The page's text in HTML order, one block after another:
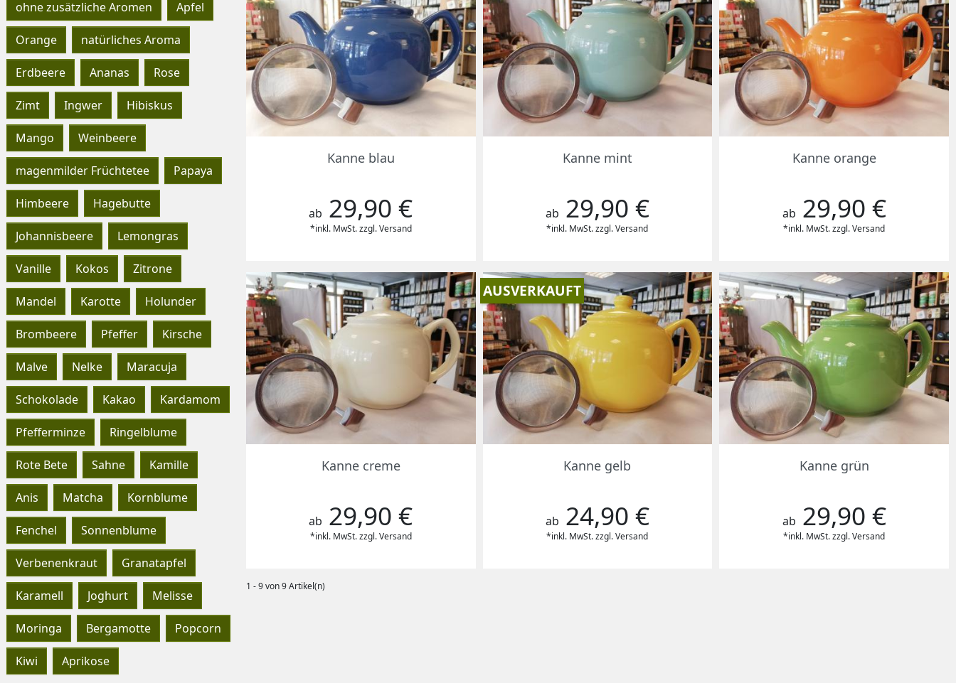
ohne zusätzliche Aromen Apfel
Orange natürliches Aroma
Erdbeere Ananas Rose
Zimt Ingwer Hibiskus
Mango Weinbeere
magenmilder Früchtetee Papaya
Himbeere Hagebutte
Johannisbeere Lemongras
Vanille Kokos Zitrone
Mandel Karotte Holunder
Brombeere Pfeffer Kirsche
Malve Nelke Maracuja
Schokolade Kakao Kardamom
Pfefferminze Ringelblume
Rote Bete Sahne Kamille
Anis Matcha Kornblume
Fenchel Sonnenblume
Verbenenkraut Granatapfel
Karamell Joghurt Melisse
Moringa Bergamotte Popcorn
Kiwi Aprikose
Vorschau
Kanne blau
Preis
ab 29,90 €
*inkl. MwSt. zzgl. Versand
Vorschau
Kanne mint
Preis
ab 29,90 €
*inkl. MwSt. zzgl. Versand
Vorschau
Kanne orange
Preis
ab 29,90 €
*inkl. MwSt. zzgl. Versand
Vorschau
Kanne creme
Preis
ab 29,90 €
*inkl. MwSt. zzgl. Versand
Vorschau
Kanne gelb
Preis
ab 24,90 €
*inkl. MwSt. zzgl. Versand
AUSVERKAUFT
Vorschau
Kanne grün
Preis
ab 29,90 €
*inkl. MwSt. zzgl. Versand
1 - 9 von 9 Artikel(n)